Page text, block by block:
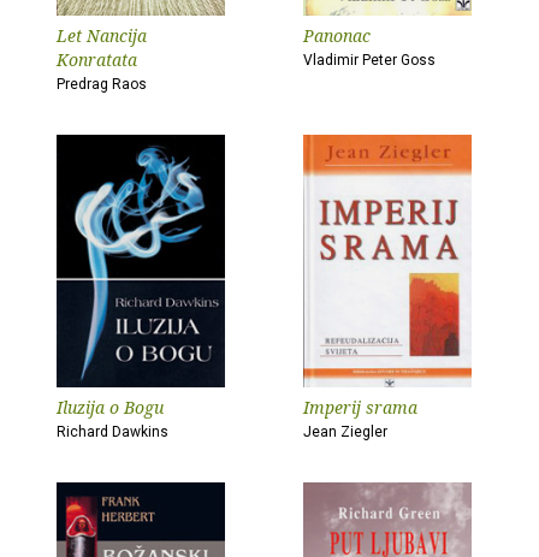
Let Nancija
Konratata
Predrag Raos
Panonac
Vladimir Peter Goss
Iluzija o Bogu
Richard Dawkins
Imperij srama
Jean Ziegler